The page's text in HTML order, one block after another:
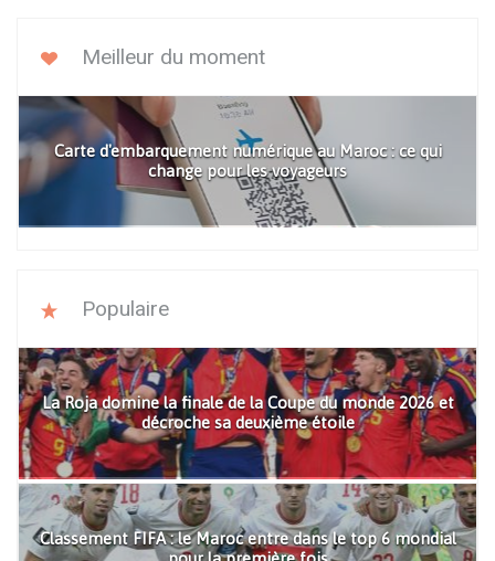
Meilleur du moment
Carte d'embarquement numérique au Maroc : ce qui
change pour les voyageurs
Populaire
La Roja domine la finale de la Coupe du monde 2026 et
décroche sa deuxième étoile
Classement FIFA : le Maroc entre dans le top 6 mondial